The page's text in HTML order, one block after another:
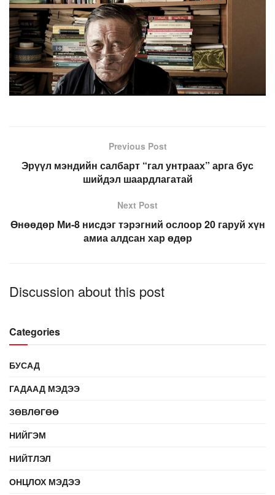
Previous Post
Эрүүл мэндийн салбарт “гал унтраах” арга бус
шийдэл шаардлагатай
Next Post
Өнөөдөр Ми-8 нисдэг тэрэгний ослоор 20 гаруй хүн
амиа алдсан хар өдөр
Discussion about this post
Categories
БУСАД
ГАДААД МЭДЭЭ
ЗӨВЛӨГӨӨ
НИЙГЭМ
НИЙТЛЭЛ
ОНЦЛОХ МЭДЭЭ